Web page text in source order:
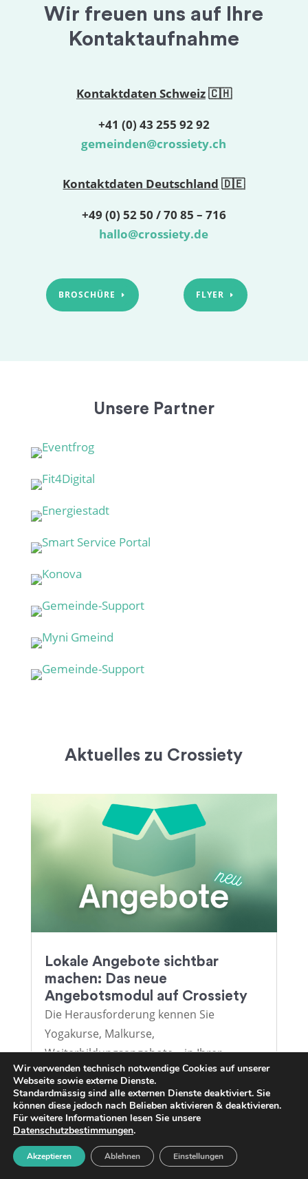
Wir freuen uns auf Ihre
Kontaktaufnahme
Kontaktdaten Schweiz🇨🇭
+41 (0) 43 255 92 92
gemeinden@crossiety.ch
Kontaktdaten Deutschland 🇩🇪
+49 (0) 52 50 / 70 85 – 716
hallo@crossiety.de
BROSCHÜRE FLYER
Unsere Partner
Aktuelles zu Crossiety
Lokale Angebote sichtbar
machen: Das neue
Angebotsmodul auf Crossiety
Die Herausforderung kennen Sie
Yogakurse, Malkurse,
Weiterbildungsangebote – in Ihrer
Gemeinde passiert viel. Aber erreichen
diese Angebote auch wirklich die
Bürgerinnen und Bürger? In den...
Wir verwenden technisch notwendige Cookies auf unserer
Webseite sowie externe Dienste.
Standardmässig sind alle externen Dienste deaktiviert. Sie
können diese jedoch nach Belieben aktivieren & deaktivieren.
Für weitere Informationen lesen Sie unsere
Datenschutzbestimmungen.
Akzeptieren Ablehnen Einstellungen